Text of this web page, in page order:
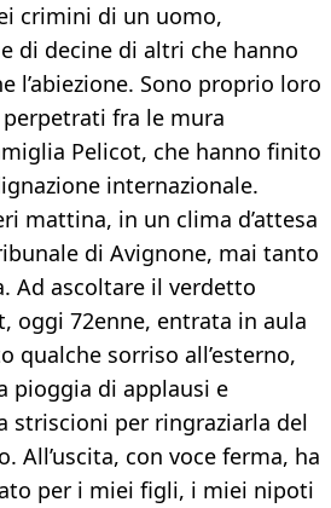
crimini di un uomo,
di decine di altri che hanno
l’abiezione. Sono proprio loro
fra le mura
Pelicot, che hanno finito
internazionale.
mattina, in un clima d’attesa
di Avignone, mai tanto
Ad ascoltare il verdetto
oggi 72enne, entrata in aula
qualche sorriso all’esterno,
pioggia di applausi e
striscioni per ringraziarla del
All’uscita, con voce ferma, ha
per i miei figli, i miei nipoti